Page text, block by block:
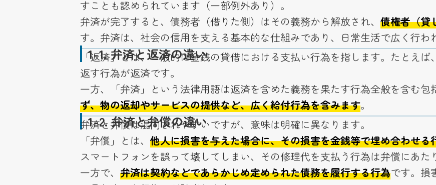
すことも認められています（一部例外あり）。
弁済が完了すると、債務者（借りた側）はその義務から解放され、 債権者（貸
す。弁済は、社会の信用を支える基本的な仕組みであり、日常生活で広く行わ
1-1.弁済と返済の違い
「返済」とは、一般的に金銭の貸借における支払い行為を指します。たとえ
返す行為が返済です。
一方、「弁済」という法律用語は返済を含めた義務を果たす行為全般を含む包
ず、物の返却やサービスの提供など、広く給付行為を含みます。
1-2.弁済と弁償の違い
弁済と弁償は混同されやすいですが、意味は明確に異なります。
「弁償」とは、 他人に損害を与えた場合に、その損害を金銭等で埋め合わせる
スマートフォンを誤って壊してしまい、その修理代を支払う行為は弁償にあた
一方で、 弁済は契約などであらかじめ定められた債務を履行する行為です。損